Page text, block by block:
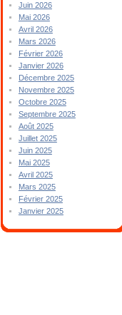
Juin 2026
Mai 2026
Avril 2026
Mars 2026
Février 2026
Janvier 2026
Décembre 2025
Novembre 2025
Octobre 2025
Septembre 2025
Août 2025
Juillet 2025
Juin 2025
Mai 2025
Avril 2025
Mars 2025
Février 2025
Janvier 2025